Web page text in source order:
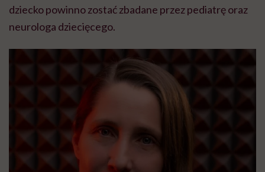
dziecko powinno zostać zbadane przez pediatrę oraz
neurologa dziecięcego.